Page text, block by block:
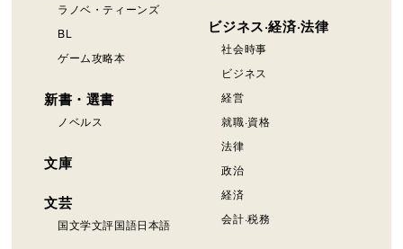
ラノベ・ティーンズ
BL
ゲーム攻略本
新書・選書
ノベルス
文庫
文芸
国文学文評国語日本語
ビジネス·経済·法律
社会時事
ビジネス
経営
就職·資格
法律
政治
経済
会計·税務